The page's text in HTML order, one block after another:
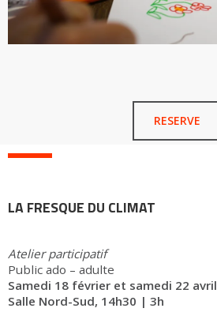
RESERVE
LA FRESQUE DU CLIMAT
Atelier participatif
Public ado – adulte
Samedi 18 février et samedi 22 avril
Salle Nord-Sud, 14h30 | 3h